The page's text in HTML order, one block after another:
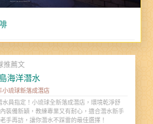
推薦文
海洋潛水
小琉球新落成潛店
水員指定！小琉球全新落成潛店，環境乾淨舒
裝備新穎，教練專業又有耐心，適合潛水新手
手再訪，讓你潛水不踩雷的最佳選擇！